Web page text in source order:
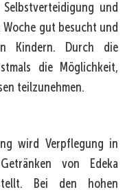
und
gut besucht und
Kindern. Durch die
die Möglichkeit,
teilzunehmen.
wird Verpflegung in
von Edeka
Bei den hohen